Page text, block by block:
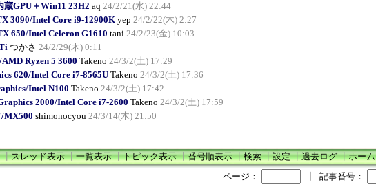
蔵GPU＋Win11 23H2 aq 24/2/21(水) 22:44
3090/Intel Core i9-12900Kyep 24/2/22(木) 2:27
650/Intel Celeron G1610 tani 24/2/23(金) 10:03
つかさ 24/2/29(木) 0:11
Ryzen 5 3600 Takeno 24/3/2(土) 17:29
620/Intel Core i7-8565U Takeno 24/3/2(土) 17:36
Intel N100 Takeno 24/3/2(土) 17:42
2000/Intel Core i7-2600 Takeno 24/3/2(土) 17:59
MX500 shimonocyou 24/3/14(木) 21:50
┃スレッド表示┃一覧表示┃トピック表示┃番号順表示┃検索┃設定┃過去ログ┃ホーム
ページ：
記事番号：